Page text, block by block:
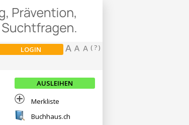
LOGIN
( ? )
AUSLEIHEN
Merkliste
Buchhaus.ch